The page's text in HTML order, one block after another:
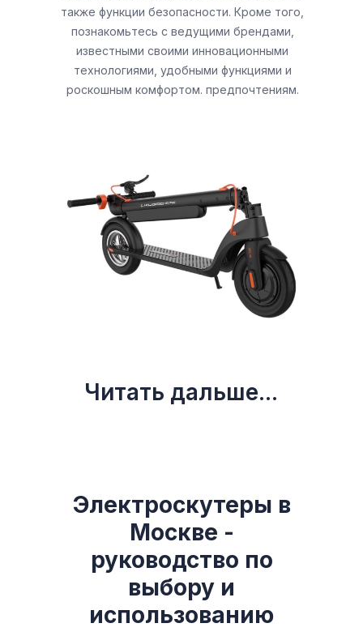
также функции безопасности. Кроме того,
познакомьтесь с ведущими брендами,
известными своими инновационными
технологиями, удобными функциями и
роскошным комфортом. предпочтениям.
Читать дальше...
Электроскутеры в
Москве -
руководство по
выбору и
использованию